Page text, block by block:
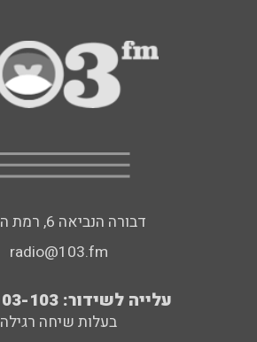
דבורה הנביאה 6, רמת השרון
radio@103.fm
עלייה לשידור: 0552-103-103
בעלות שיחה רגילה